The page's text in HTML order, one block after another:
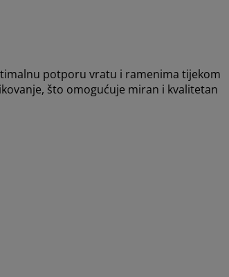
potporu vratu i ramenima tijekom
što omogućuje miran i kvalitetan